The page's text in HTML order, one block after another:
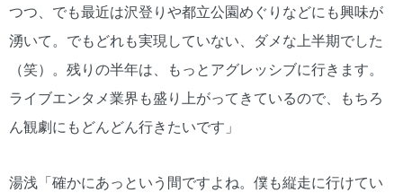
つつ、でも最近は沢登りや都立公園めぐりなどにも興味が
湧いて。でもどれも実現していない、ダメな上半期でした
（笑）。残りの半年は、もっとアグレッシブに行きます。
ライブエンタメ業界も盛り上がってきているので、もちろ
ん観劇にもどんどん行きたいです」
湯浅「確かにあっという間ですよね。僕も縦走に行けてい